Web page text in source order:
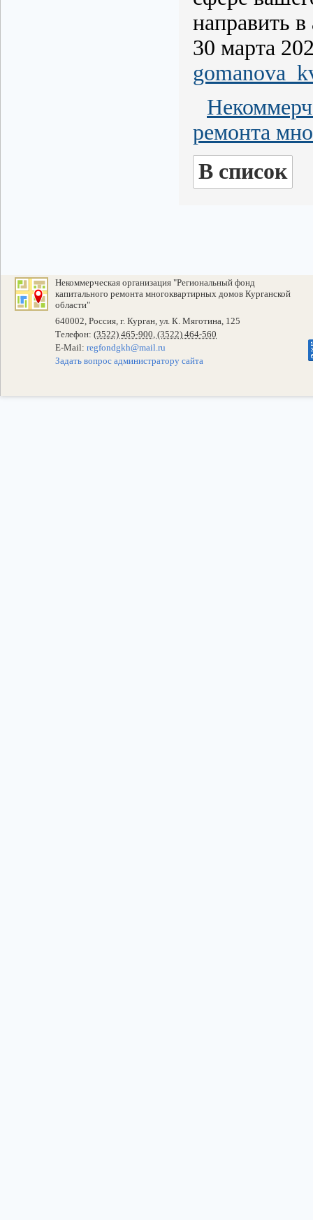
направить
30 марта
ремонта
В список
Некоммерческая организация "Региональный фонд
капитального ремонта многоквартирных домов Курганской
области"
640002, Россия, г. Курган, ул. К. Мяготина, 125
Телефон: (3522) 465-900, (3522) 464-560
E-Mail: regfondgkh@mail.ru
Задать вопрос администратору сайта